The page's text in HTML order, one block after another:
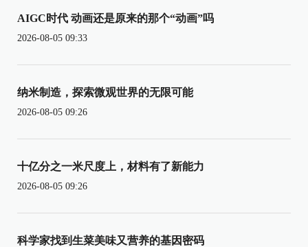
AIGC时代 动画还是原来的那个“动画”吗
2026-08-05 09:33
纳米制造，探索微观世界的无限可能
2026-08-05 09:26
十亿分之一米尺度上，材料有了新能力
2026-08-05 09:26
科学家找到生菜美味又营养的基因密码